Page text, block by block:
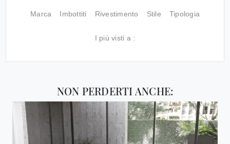
Marca Imbottiti Rivestimento Stile Tipologia
I più visti a :
NON PERDERTI ANCHE: